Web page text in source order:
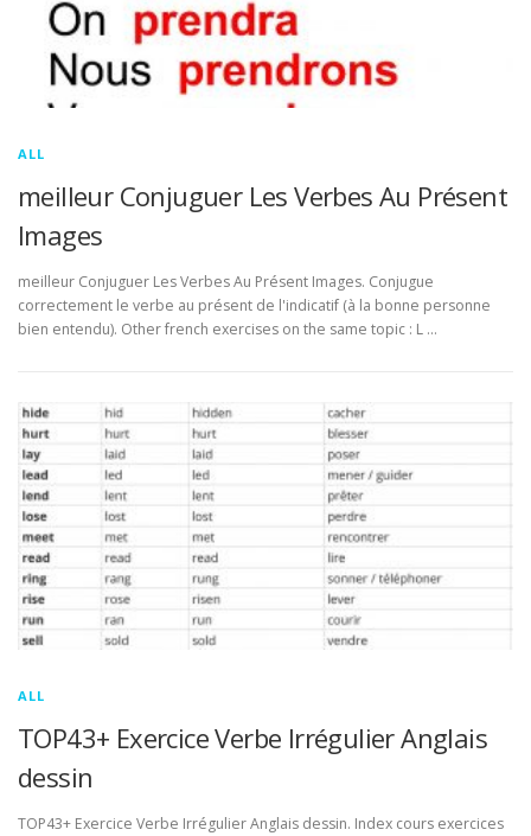
ALL
meilleur Conjuguer Les Verbes Au Présent
Images
meilleur Conjuguer Les Verbes Au Présent Images. Conjugue
correctement le verbe au présent de l'indicatif (à la bonne personne
bien entendu). Other french exercises on the same topic : L …
ALL
TOP43+ Exercice Verbe Irrégulier Anglais
dessin
TOP43+ Exercice Verbe Irrégulier Anglais dessin. Index cours exercices